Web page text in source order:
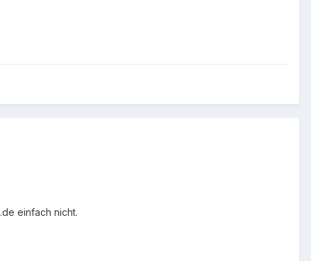
einfach nicht.